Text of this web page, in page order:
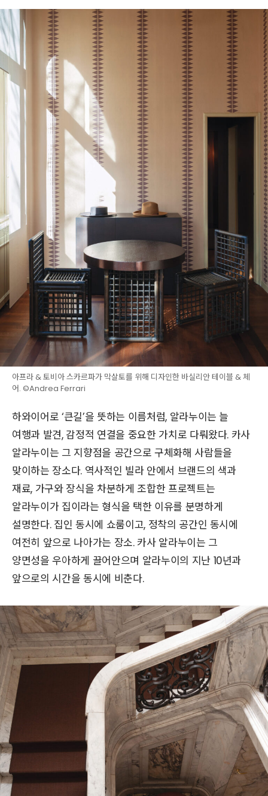
아프라 & 토비아 스카르파가 막살토를 위해 디자인한 바실리안 테이블 & 체
어. ©Andrea Ferrari
하와이어로 ‘큰길’을 뜻하는 이름처럼, 알라누이는 늘
여행과 발견, 감정적 연결을 중요한 가치로 다뤄왔다. 카사
알라누이는 그 지향점을 공간으로 구체화해 사람들을
맞이하는 장소다. 역사적인 빌라 안에서 브랜드의 색과
재료, 가구와 장식을 차분하게 조합한 프로젝트는
알라누이가 집이라는 형식을 택한 이유를 분명하게
설명한다. 집인 동시에 쇼룸이고, 정착의 공간인 동시에
여전히 앞으로 나아가는 장소. 카사 알라누이는 그
양면성을 우아하게 끌어안으며 알라누이의 지난 10년과
앞으로의 시간을 동시에 비춘다.